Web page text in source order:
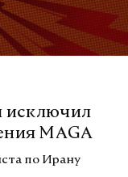
исключил
MAGA
по Ирану